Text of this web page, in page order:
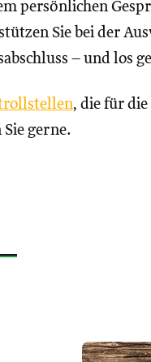
persönlichen
Sie bei der
– und los
, die für
gerne.